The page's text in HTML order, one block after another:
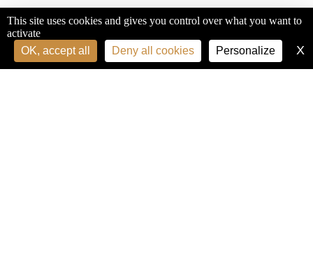
This site uses cookies and gives you control over what you want to
activate
OK, accept all
Deny all cookies Personalize X